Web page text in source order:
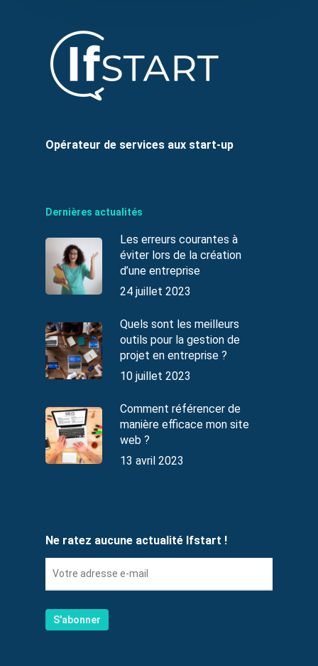
Opérateur de services aux start-up
Dernières actualités
Les erreurs courantes à
éviter lors de la création
d’une entreprise
24 juillet 2023
Quels sont les meilleurs
outils pour la gestion de
projet en entreprise ?
10 juillet 2023
Comment référencer de
manière efficace mon site
web ?
13 avril 2023
Ne ratez aucune actualité Ifstart !